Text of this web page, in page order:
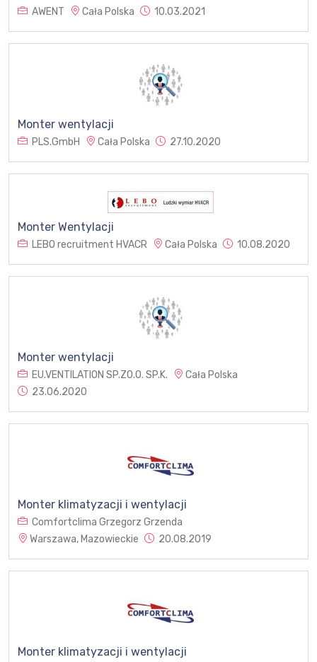
AWENT Cała Polska 10.03.2021
Monter wentylacji
PLS.GmbH Cała Polska 27.10.2020
Monter Wentylacji
LEBO recruitment HVACR Cała Polska 10.08.2020
Monter wentylacji
EU.VENTILATION SP.ZO.O. SP.K.
Cała Polska
23.06.2020
Monter klimatyzacji i wentylacji
Comfortclima Grzegorz Grzenda
Warszawa, Mazowieckie
20.08.2019
Monter klimatyzacji i wentylacji